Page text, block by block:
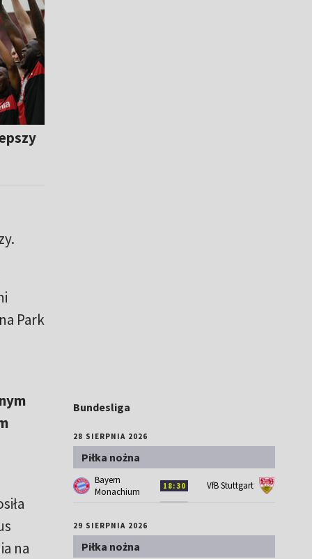
Park
na
Bundesliga
28 SIERPNIA 2026
Piłka nożna
Bayern
Monachium
18:30 VfB Stuttgart
29 SIERPNIA 2026
Piłka nożna